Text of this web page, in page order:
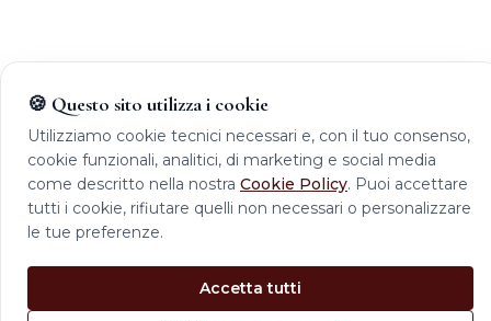
🍪 Questo sito utilizza i cookie
Utilizziamo cookie tecnici necessari e, con il tuo consenso,
cookie funzionali, analitici, di marketing e social media
come descritto nella nostra Cookie Policy. Puoi accettare
tutti i cookie, rifiutare quelli non necessari o personalizzare
le tue preferenze.
Accetta tutti